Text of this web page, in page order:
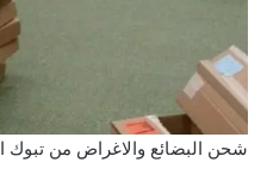
شحن البضائع والاغراض من تبوك